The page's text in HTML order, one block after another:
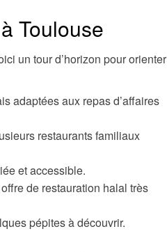
Toulouse
un tour d’horizon pour orienter
adaptées aux repas d’affaires
restaurants familiaux
et accessible.
de restauration halal très
pépites à découvrir.